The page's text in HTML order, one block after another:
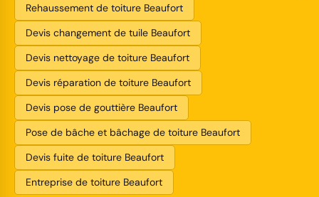
Rehaussement de toiture Beaufort
Devis changement de tuile Beaufort
Devis nettoyage de toiture Beaufort
Devis réparation de toiture Beaufort
Devis pose de gouttière Beaufort
Pose de bâche et bâchage de toiture Beaufort
Devis fuite de toiture Beaufort
Entreprise de toiture Beaufort